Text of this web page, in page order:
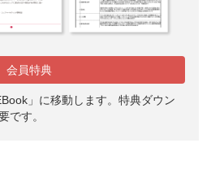
会員特典
」に移動します。特典ダウン
です。